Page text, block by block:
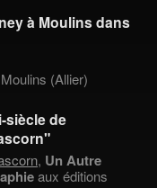
à Moulins dans
(Allier)
siècle de
, Un Autre
aux éditions